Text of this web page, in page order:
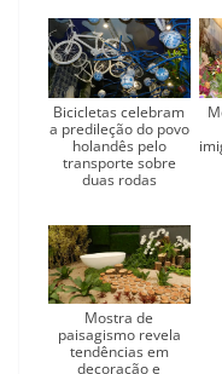
Bicicletas celebram
a predileção do povo
holandês pelo
transporte sobre
duas rodas
Mostra de
paisagismo revela
tendências em
decoração e